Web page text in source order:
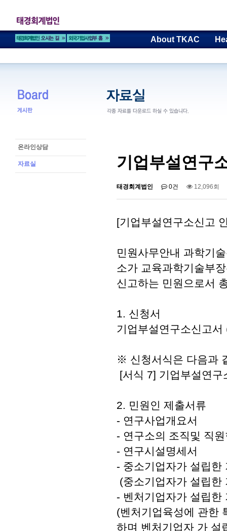
About TKAC
온라인상담
자료실 기업부설연구
태경회계법인 0건 12,096회
[기업부설연구소신고
민원사무안내 과학기
소가 교육과학기술부
신고하는 민원으로서
1. 신청서
기업부설연구소신고
※ 신청서식은 다음과
[서식 7] 기업부설연
2. 민원인 제출서류
- 연구사업개요서
- 연구소의 조직및 직
- 연구시설명세서
- 중소기업자가 설립한
(중소기업자가 설립한
- 벤처기업자가 설립한
(벤처기업육성에 관한
하며 벤처기업자 가 설